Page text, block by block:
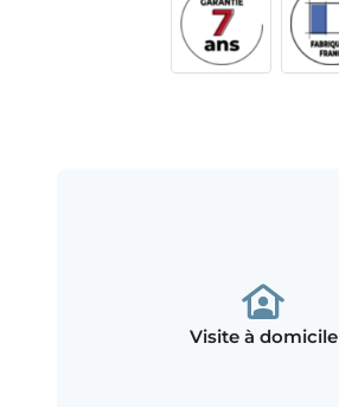
Visite à domicile